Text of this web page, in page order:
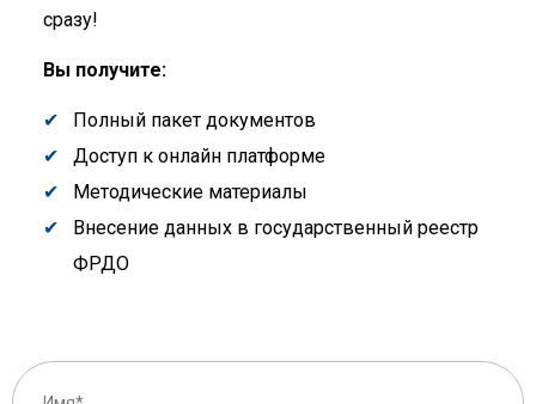
сразу!
Вы получите:
Полный пакет документов
Доступ к онлайн платформе
Методические материалы
Внесение данных в государственный реестр
ФРДО